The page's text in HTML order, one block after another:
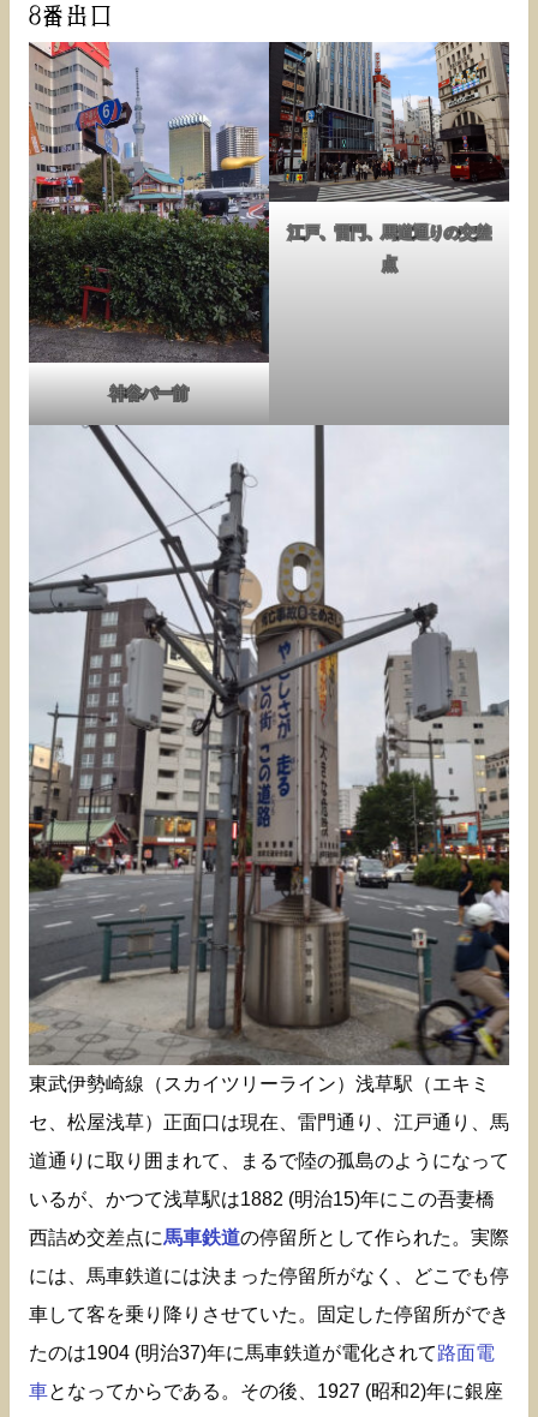
8番出口
神谷バー前
江戸、雷門、馬道通りの交差
点
東武伊勢崎線（スカイツリーライン）浅草駅（エキミ
セ、松屋浅草）正面口は現在、雷門通り、江戸通り、馬
道通りに取り囲まれて、まるで陸の孤島のようになって
いるが、かつて浅草駅は1882 (明治15)年にこの吾妻橋
西詰め交差点に馬車鉄道の停留所として作られた。実際
には、馬車鉄道には決まった停留所がなく、どこでも停
車して客を乗り降りさせていた。固定した停留所ができ
たのは1904 (明治37)年に馬車鉄道が電化されて路面電
車となってからである。その後、1927 (昭和2)年に銀座